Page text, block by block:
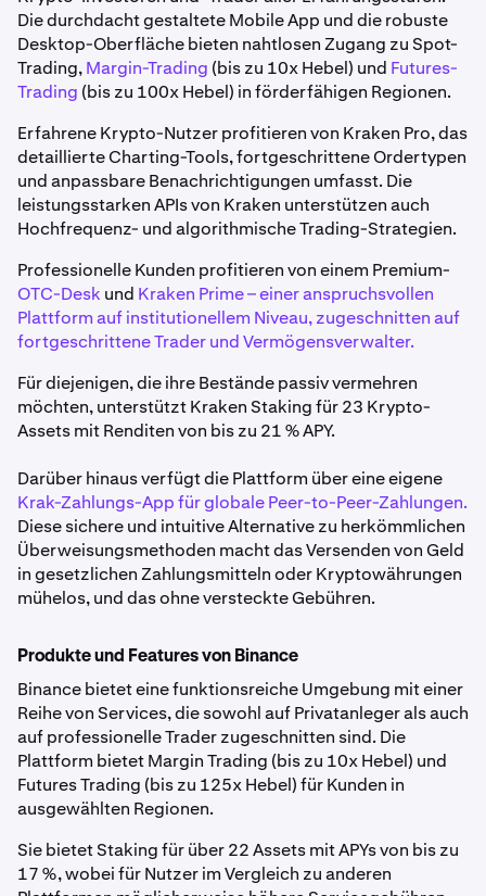
Die durchdacht gestaltete Mobile App und die robuste
Desktop-Oberfläche bieten nahtlosen Zugang zu Spot-
Trading,Margin-Trading (bis zu 10x Hebel) und Futures-
Trading (bis zu 100x Hebel) in förderfähigen Regionen.
Erfahrene Krypto-Nutzer profitieren von Kraken Pro, das
detaillierte Charting-Tools, fortgeschrittene Ordertypen
und anpassbare Benachrichtigungen umfasst. Die
leistungsstarken APIs von Kraken unterstützen auch
Hochfrequenz- und algorithmische Trading-Strategien.
Professionelle Kunden profitieren von einem Premium-
OTC-Desk und Kraken Prime – einer anspruchsvollen
Plattform auf institutionellem Niveau, zugeschnitten auf
fortgeschrittene Trader und Vermögensverwalter.
Für diejenigen, die ihre Bestände passiv vermehren
möchten, unterstützt Kraken Staking für 23 Krypto-
Assets mit Renditen von bis zu 21 % APY.
Darüber hinaus verfügt die Plattform über eine eigene
Krak-Zahlungs-App für globale Peer-to-Peer-Zahlungen.
Diese sichere und intuitive Alternative zu herkömmlichen
Überweisungsmethoden macht das Versenden von Geld
in gesetzlichen Zahlungsmitteln oder Kryptowährungen
mühelos, und das ohne versteckte Gebühren.
Produkte und Features von Binance
Binance bietet eine funktionsreiche Umgebung mit einer
Reihe von Services, die sowohl auf Privatanleger als auch
auf professionelle Trader zugeschnitten sind. Die
Plattform bietet Margin Trading (bis zu 10x Hebel) und
Futures Trading (bis zu 125x Hebel) für Kunden in
ausgewählten Regionen.
Sie bietet Staking für über 22 Assets mit APYs von bis zu
17 %, wobei für Nutzer im Vergleich zu anderen